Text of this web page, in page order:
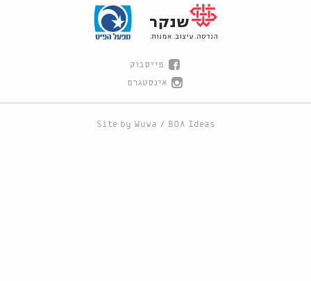
פייסבוק
אינסטגרם
Site by Wuwa / BOA Ideas